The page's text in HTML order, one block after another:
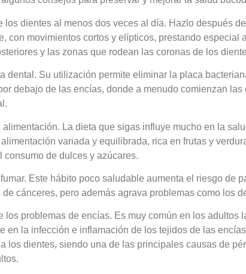
los dientes al menos dos veces al día. Hazlo después
con movimientos cortos y elípticos, prestando especial
y las zonas que rodean las coronas de los
dental. Su utilización permite eliminar la placa
debajo de las encías, donde a menudo comienzan las
alimentación. La dieta que sigas influye mucho en la
alimentación variada y equilibrada, rica en frutas y
consumo de dulces y azúcares.
Este hábito poco saludable aumenta el riesgo de
de cánceres, pero además agrava problemas como los
los problemas de encías. Es muy común en los adultos
en la infección e inflamación de los tejidos de las
los dientes, siendo una de las principales causas de